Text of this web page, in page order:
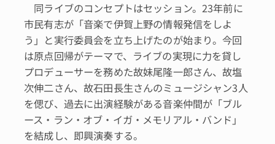
同ライブのコンセプトはセッション。23年前に
市民有志が「音楽で伊賀上野の情報発信をしよ
う」と実行委員会を立ち上げたのが始まり。今回
は原点回帰がテーマで、ライブの実現に力を貸し
プロデューサーを務めた故妹尾隆一郎さん、故塩
次伸二さん、故石田長生さんのミュージシャン3人
を偲び、過去に出演経験がある音楽仲間が「ブル
ース・ラン・オブ・イガ・メモリアル・バンド」
を結成し、即興演奏する。